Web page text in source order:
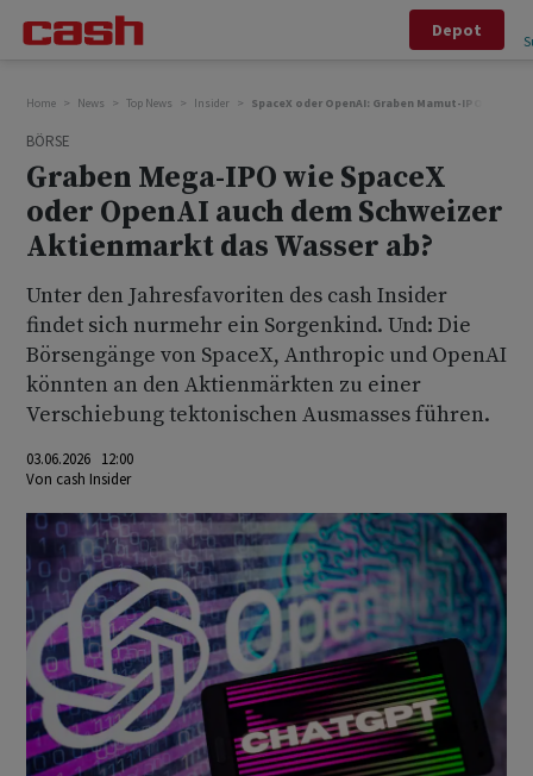
Depot
Home News Top News Insider SpaceX oder OpenAI: Graben Mamut-IPOs auch
BÖRSE
Graben Mega-IPO wie SpaceX
oder OpenAI auch dem Schweizer
Aktienmarkt das Wasser ab?
Unter den Jahresfavoriten des cash Insider
findet sich nurmehr ein Sorgenkind. Und: Die
Börsengänge von SpaceX, Anthropic und OpenAI
könnten an den Aktienmärkten zu einer
Verschiebung tektonischen Ausmasses führen.
03.06.2026 12:00
Von cash Insider